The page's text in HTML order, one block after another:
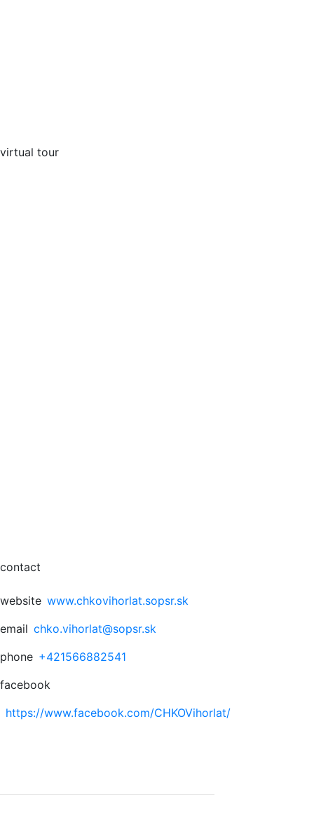
virtual tour
contact
website www.chkovihorlat.sopsr.sk
email chko.vihorlat@sopsr.sk
phone +421566882541
facebook
https://www.facebook.com/CHKOVihorlat/